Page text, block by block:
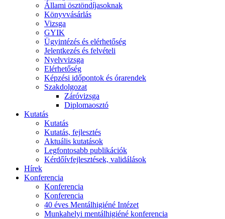
Állami ösztöndíjasoknak
Könyvvásárlás
Vizsga
GYIK
Ügyintézés és elérhetőség
Jelentkezés és felvételi
Nyelvvizsga
Elérhetőség
Képzési időpontok és órarendek
Szakdolgozat
Záróvizsga
Diplomaosztó
Kutatás
Kutatás
Kutatás, fejlesztés
Aktuális kutatások
Legfontosabb publikációk
Kérdőívfejlesztések, validálások
Hírek
Konferencia
Konferencia
Konferencia
40 éves Mentálhigiéné Intézet
Munkahelyi mentálhigiéné konferencia